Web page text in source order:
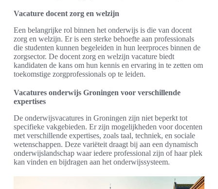
Vacature docent zorg en welzijn
Een belangrijke rol binnen het onderwijs is die van docent
zorg en welzijn. Er is een sterke behoefte aan professionals
die studenten kunnen begeleiden in hun leerproces binnen de
zorgsector. De docent zorg en welzijn vacature biedt
kandidaten de kans om hun kennis en ervaring in te zetten om
toekomstige zorgprofessionals op te leiden.
Vacatures onderwijs Groningen voor verschillende
expertises
De onderwijsvacatures in Groningen zijn niet beperkt tot
specifieke vakgebieden. Er zijn mogelijkheden voor docenten
met verschillende expertises, zoals taal, techniek, en sociale
wetenschappen. Deze variëteit draagt bij aan een dynamisch
onderwijslandschap waar iedere professional zijn of haar plek
kan vinden en bijdragen aan het onderwijssysteem.